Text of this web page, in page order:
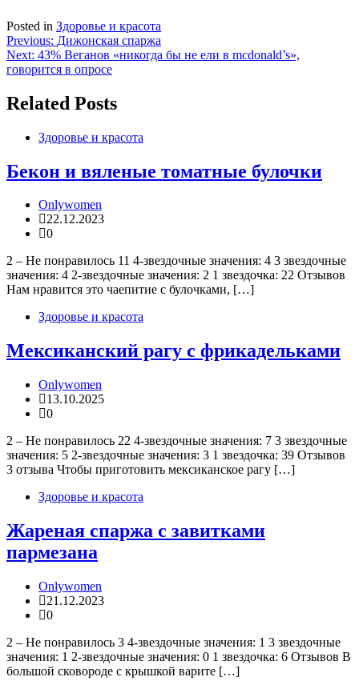
Posted in Здоровье и красота
Навигация
по
Previous: Дижонская спаржа
Next: 43% Веганов «никогда бы не ели в mcdonald’s»,
говорится в опросе
Related Posts
Здоровье и красота
Бекон и вяленые томатные булочки
Onlywomen
22.12.2023
0
2 – Не понравилось 11 4-звездочные значения: 4 3 звездочные
значения: 4 2-звездочные значения: 2 1 звездочка: 22 Отзывов
Нам нравится это чаепитие с булочками, […]
Здоровье и красота
Мексиканский рагу с фрикадельками
Onlywomen
13.10.2025
0
2 – Не понравилось 22 4-звездочные значения: 7 3 звездочные
значения: 5 2-звездочные значения: 3 1 звездочка: 39 Отзывов
3 отзыва Чтобы приготовить мексиканское рагу […]
Здоровье и красота
Жареная спаржа с завитками
пармезана
Onlywomen
21.12.2023
0
2 – Не понравилось 3 4-звездочные значения: 1 3 звездочные
значения: 1 2-звездочные значения: 0 1 звездочка: 6 Отзывов В
большой сковороде с крышкой варите […]